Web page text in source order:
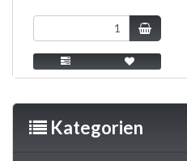
Kategorien